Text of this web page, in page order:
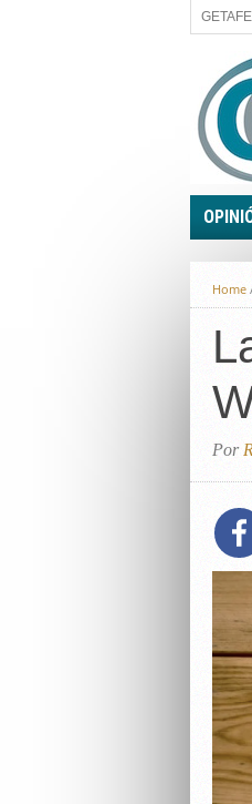
GETAFE
A FIN
LA
EL
ROTAS
Home
Por